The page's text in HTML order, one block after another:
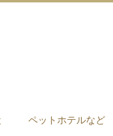
ペットホテルなど